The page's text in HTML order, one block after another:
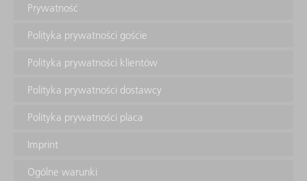
Prywatność
Polityka prywatności goście
Polityka prywatności klientów
Polityka prywatności dostawcy
Polityka prywatności placa
Imprint
Ogólne warunki